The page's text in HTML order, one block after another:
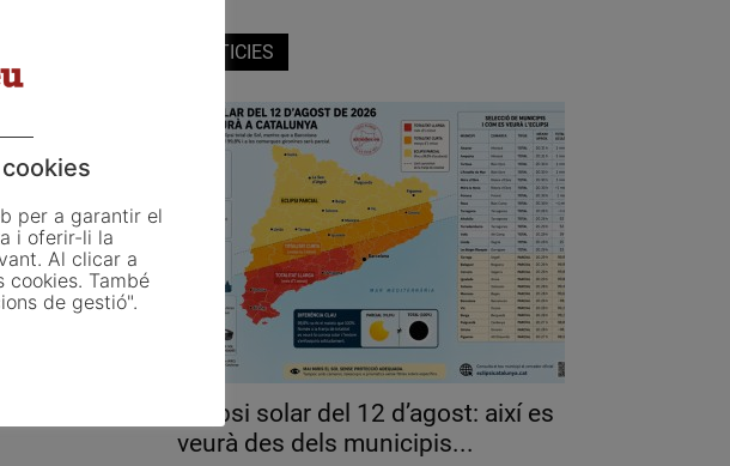
NOTICIES
Eclipsi solar del 12 d’agost: així es
veurà des dels municipis...
per a garantir el
i oferir-li la
Al clicar a
cookies. També
de gestió".